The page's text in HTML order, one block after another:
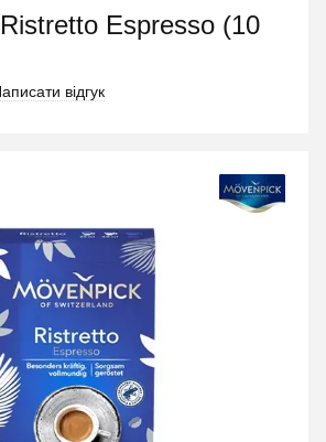
Espresso (10
відгук